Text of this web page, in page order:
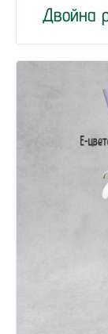
Двойна